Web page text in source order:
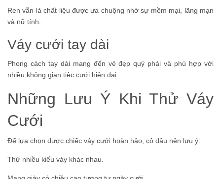
Ren vẫn là chất liệu được ưa chuộng nhờ sự mềm mại, lãng mạn
và nữ tính.
Váy cưới tay dài
Phong cách tay dài mang đến vẻ đẹp quý phái và phù hợp với
nhiều không gian tiệc cưới hiện đại.
Những Lưu Ý Khi Thử Váy
Cưới
Để lựa chọn được chiếc váy cưới hoàn hảo, cô dâu nên lưu ý:
Thử nhiều kiểu váy khác nhau.